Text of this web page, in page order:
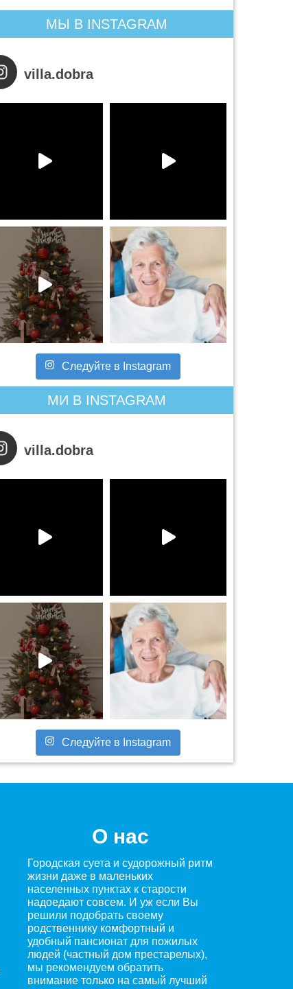
МЫ В INSTAGRAM
villa.dobra
Следуйте в Instagram
МИ В INSTAGRAM
villa.dobra
Следуйте в Instagram
О нас
Городская суета и судорожный ритм
жизни даже в маленьких
населенных пунктах к старости
надоедают совсем. И уж если Вы
решили подобрать своему
родственнику комфортный и
удобный пансионат для пожилых
людей (частный дом престарелых),
мы рекомендуем обратить
внимание только на самый лучший